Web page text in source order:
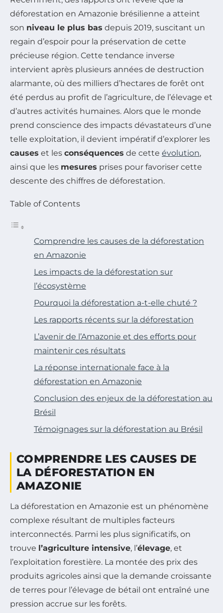
déforestation en Amazonie brésilienne a atteint
son niveau le plus bas depuis 2019, suscitant un
regain d’espoir pour la préservation de cette
précieuse région. Cette tendance inverse
intervient après plusieurs années de destruction
alarmante, où des milliers d’hectares de forêt ont
été perdus au profit de l’agriculture, de l’élevage et
d’autres activités humaines. Alors que le monde
prend conscience des impacts dévastateurs d’une
telle exploitation, il devient impératif d’explorer les
causes et les conséquences de cette évolution,
ainsi que les mesures prises pour favoriser cette
descente des chiffres de déforestation.
Table of Contents
Comprendre les causes de la déforestation
en Amazonie
Les impacts de la déforestation sur
l’écosystème
Pourquoi la déforestation a-t-elle chuté ?
Les rapports récents sur la déforestation
L’avenir de l’Amazonie et des efforts pour
maintenir ces résultats
La réponse internationale face à la
déforestation en Amazonie
Conclusion des enjeux de la déforestation au
Brésil
Témoignages sur la déforestation au Brésil
COMPRENDRE LES CAUSES DE
LA DÉFORESTATION EN
AMAZONIE
La déforestation en Amazonie est un phénomène
complexe résultant de multiples facteurs
interconnectés. Parmi les plus significatifs, on
trouve l’agriculture intensive, l’élevage, et
l’exploitation forestière. La montée des prix des
produits agricoles ainsi que la demande croissante
de terres pour l’élevage de bétail ont entraîné une
pression accrue sur les forêts.